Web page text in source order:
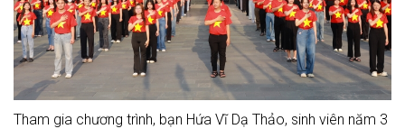
Tham gia chương trình, bạn Hứa Vĩ Dạ Thảo, sinh viên năm 3